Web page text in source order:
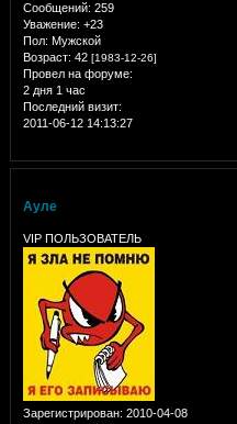
Сообщений: 259
Уважение: +23
Пол: Мужской
Возраст: 42 [1983-12-26]
Провел на форуме:
2 дня 1 час
Последний визит:
2011-06-12 14:13:27
Ауле
VIP ПОЛЬЗОВАТЕЛЬ
Зарегистрирован: 2010-04-08